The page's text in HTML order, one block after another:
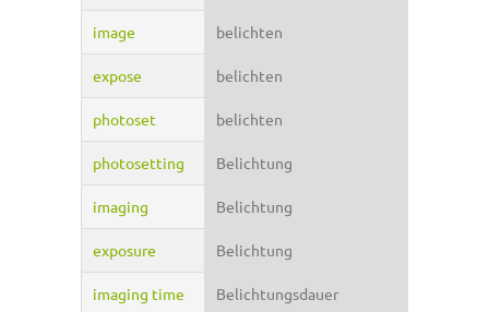
image belichten
expose belichten
photoset belichten
photosetting Belichtung
imaging Belichtung
exposure Belichtung
imaging time Belichtungsdauer